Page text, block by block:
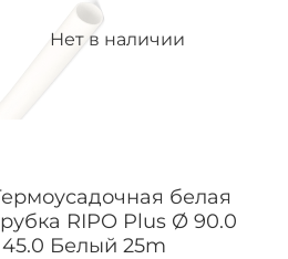
Нет в наличии
белая
RIPO Plus Ø 90.0
Белый 25m